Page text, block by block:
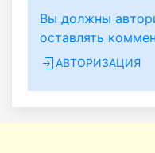
Вы должны
оставлять
АВТОРИЗАЦИЯ